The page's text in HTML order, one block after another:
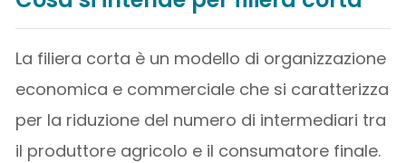
La filiera corta è un modello di organizzazione
economica e commerciale che si caratterizza
per la riduzione del numero di intermediari tra
il produttore agricolo e il consumatore finale.